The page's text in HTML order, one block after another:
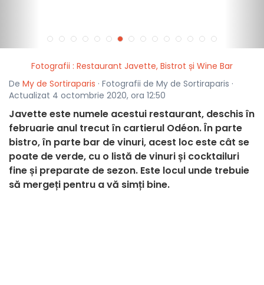
Fotografii : Restaurant Javette, Bistrot și Wine Bar
De My de Sortiraparis · Fotografii de My de Sortiraparis ·
Actualizat 4 octombrie 2020, ora 12:50
Javette este numele acestui restaurant, deschis în
februarie anul trecut în cartierul Odéon. În parte
bistro, în parte bar de vinuri, acest loc este cât se
poate de verde, cu o listă de vinuri și cocktailuri
fine și preparate de sezon. Este locul unde trebuie
să mergeți pentru a vă simți bine.